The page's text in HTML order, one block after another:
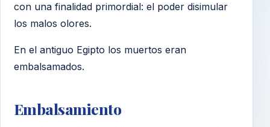
con una finalidad primordial: el poder disimular
los malos olores.
En el antiguo Egipto los muertos eran
embalsamados.
Embalsamiento